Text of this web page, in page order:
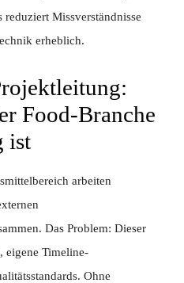
Missverständnisse
erheblich.
Food-Branche
ist
arbeiten
Das Problem: Dieser
eigene Timeline-
Ohne